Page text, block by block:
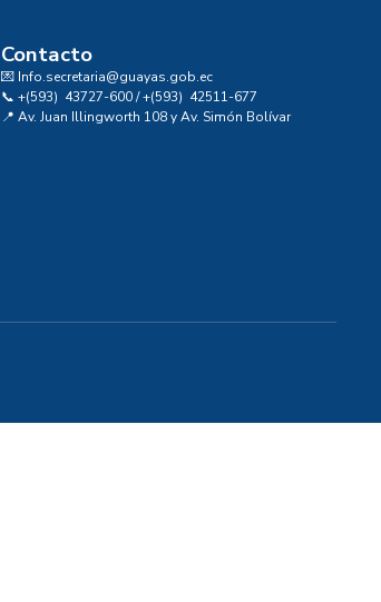
Contacto
💌 Info.secretaria@guayas.gob.ec
📞 +(593) 43727-600 / +(593) 42511-677
📍 Av. Juan Illingworth 108 y Av. Simón Bolívar